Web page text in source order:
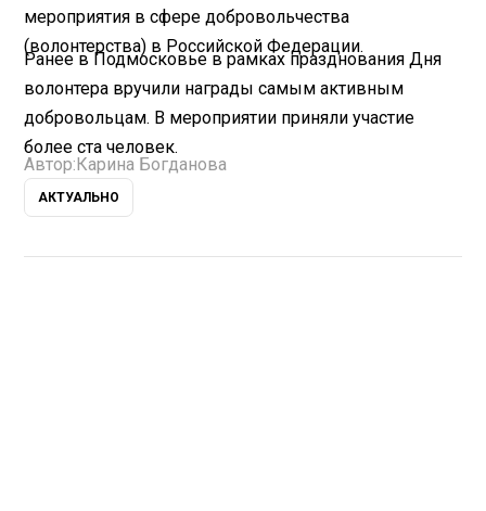
мероприятия в сфере добровольчества
(волонтерства) в Российской Федерации.
Ранее в Подмосковье в рамках празднования Дня
волонтера вручили награды самым активным
добровольцам. В мероприятии приняли участие
более ста человек.
Автор: Карина Богданова
АКТУАЛЬНО